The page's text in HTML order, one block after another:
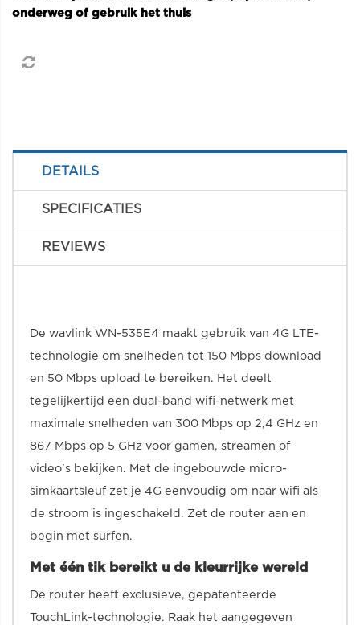
onderweg of gebruik het thuis
DETAILS
SPECIFICATIES
REVIEWS
De wavlink WN-535E4 maakt gebruik van 4G LTE-
technologie om snelheden tot 150 Mbps download
en 50 Mbps upload te bereiken. Het deelt
tegelijkertijd een dual-band wifi-netwerk met
maximale snelheden van 300 Mbps op 2,4 GHz en
867 Mbps op 5 GHz voor gamen, streamen of
video's bekijken. Met de ingebouwde micro-
simkaartsleuf zet je 4G eenvoudig om naar wifi als
de stroom is ingeschakeld. Zet de router aan en
begin met surfen.
Met één tik bereikt u de kleurrijke wereld
De router heeft exclusieve, gepatenteerde
TouchLink-technologie. Raak het aangegeven